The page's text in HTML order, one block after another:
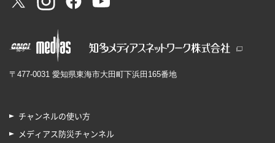
〒477-0031 愛知県東海市大田町下浜田165番地
チャンネルの使い方
メディアス防災チャンネル